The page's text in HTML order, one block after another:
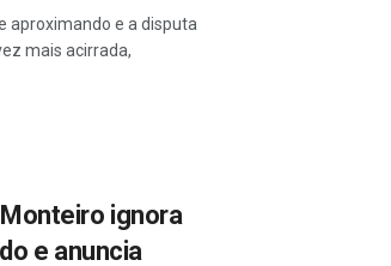
aproximando e a disputa
mais acirrada,
ignora
e anuncia